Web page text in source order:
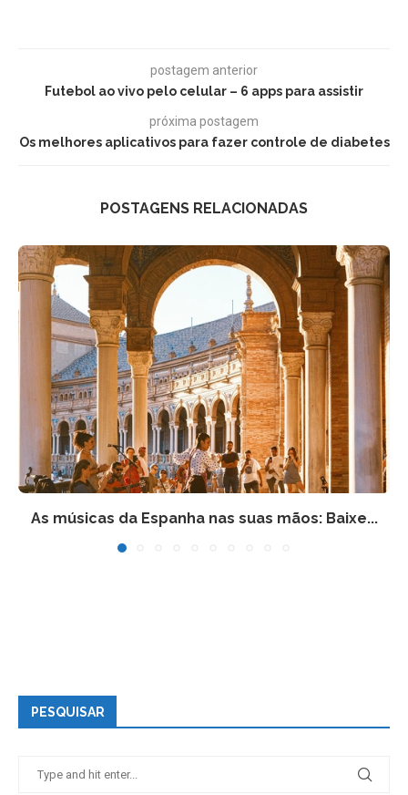
postagem anterior
Futebol ao vivo pelo celular – 6 apps para assistir
próxima postagem
Os melhores aplicativos para fazer controle de diabetes
POSTAGENS RELACIONADAS
As músicas da Espanha nas suas mãos: Baixe...
PESQUISAR